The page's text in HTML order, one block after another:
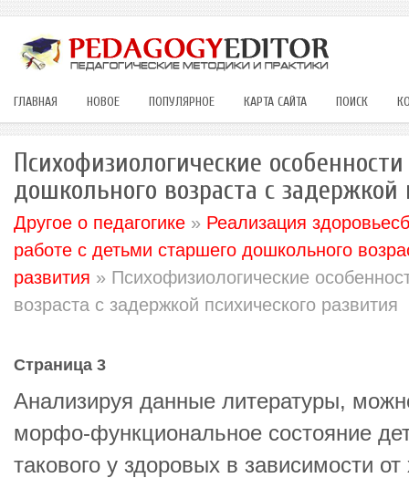
ГЛАВНАЯ НОВОЕ ПОПУЛЯРНОЕ КАРТА САЙТА ПОИСК
Психофизиологические
дошкольного возраста с задержкой
Другое о педагогике » Реализация
работе с детьми старшего дошкольного
развития » Психофизиологические
возраста с задержкой психического развития
Страница 3
Анализируя данные литературы,
морфо-функциональное состояние
такового у здоровых в зависимости